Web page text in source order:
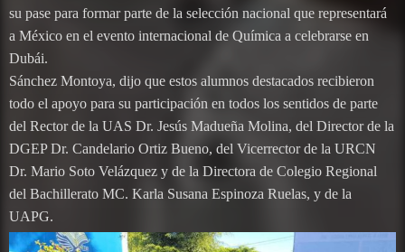
su pase para formar parte de la selección nacional que representará
a México en el evento internacional de Química a celebrarse en
Dubái.
Sánchez Montoya, dijo que estos alumnos destacados recibieron
todo el apoyo para su participación en todos los sentidos de parte
del Rector de la UAS Dr. Jesús Madueña Molina, del Director de la
DGEP Dr. Candelario Ortiz Bueno, del Vicerrector de la URCN
Dr. Mario Soto Velázquez y de la Directora de Colegio Regional
del Bachillerato MC. Karla Susana Espinoza Ruelas, y de la
UAPG.